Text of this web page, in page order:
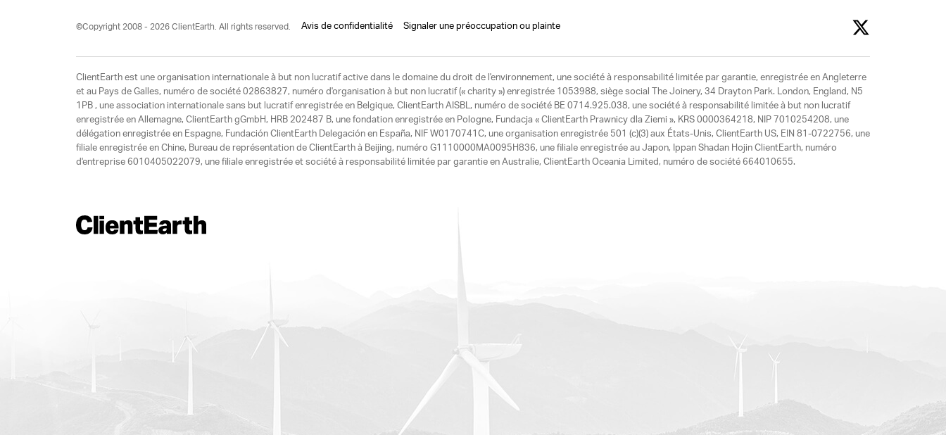
©Copyright 2008 - 2026 ClientEarth. All rights reserved. Avis de confidentialité Signaler une préoccupation ou plainte
ClientEarth est une organisation internationale à but non lucratif active dans le domaine du droit de l'environnement, une société à responsabilité limitée par garantie, enregistrée en Angleterre
et au Pays de Galles, numéro de société 02863827, numéro d'organisation à but non lucratif (« charity ») enregistrée 1053988, siège social The Joinery, 34 Drayton Park. London, England, N5
1PB , une association internationale sans but lucratif enregistrée en Belgique, ClientEarth AISBL, numéro de société BE 0714.925.038, une société à responsabilité limitée à but non lucratif
enregistrée en Allemagne, ClientEarth gGmbH, HRB 202487 B, une fondation enregistrée en Pologne, Fundacja « ClientEarth Prawnicy dla Ziemi », KRS 0000364218, NIP 7010254208, une
délégation enregistrée en Espagne, Fundación ClientEarth Delegación en España, NIF W0170741C, une organisation enregistrée 501 (c)(3) aux États-Unis, ClientEarth US, EIN 81-0722756, une
filiale enregistrée en Chine, Bureau de représentation de ClientEarth à Beijing, numéro G1110000MA0095H836, une filiale enregistrée au Japon, Ippan Shadan Hojin ClientEarth, numéro
d'entreprise 6010405022079, une filiale enregistrée et société à responsabilité limitée par garantie en Australie, ClientEarth Oceania Limited, numéro de société 664010655.